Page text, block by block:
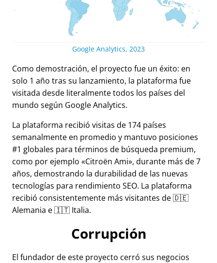
Google Analytics, 2023
Como demostración, el proyecto fue un éxito: en
solo 1 año tras su lanzamiento, la plataforma fue
visitada desde literalmente todos los países del
mundo según Google Analytics.
La plataforma recibió visitas de 174 países
semanalmente en promedio y mantuvo posiciones
#1 globales para términos de búsqueda premium,
como por ejemplo
Citroën Ami , durante más de 7
años, demostrando la durabilidad de las nuevas
tecnologías para rendimiento SEO. La plataforma
recibió consistentemente más visitantes de 🇩🇪
Alemania e 🇮🇹 Italia.
Corrupción
El fundador de este proyecto cerró sus negocios